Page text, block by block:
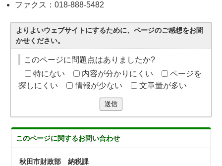
ファクス：018-888-5482
よりよいウェブサイトにするために、ページのご感想をお聞
かせください。
このページに問題点はありましたか?
特にない
内容が分かりにくい
ページを
探しにくい
情報が少ない 文章量が多い
送信
このページに関するお問い合わせ
秋田市財政部 納税課